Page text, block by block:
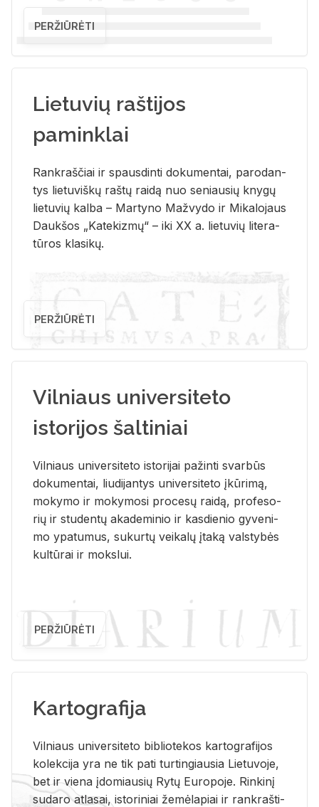
PERŽIŪRĖTI
Lietuvių raštijos
paminklai
Rank­raš­čiai ir spaus­din­ti do­ku­men­tai, pa­ro­dan­
tys lie­tu­viš­kų raš­tų rai­dą nuo se­niau­sių kny­gų
lie­tu­vių kal­ba – Mar­ty­no Ma­žvy­do ir Mi­ka­lo­jaus
Dauk­šos „Ka­te­kiz­mų“ – iki XX a. lie­tu­vių li­te­ra­
tū­ros kla­si­kų.
PERŽIŪRĖTI
Vilniaus universiteto
istorijos šaltiniai
Vil­niaus uni­ver­si­te­to is­to­ri­jai pa­žin­ti svar­būs
do­ku­men­tai, liu­di­jan­tys uni­ver­si­te­to įkū­ri­mą,
mo­ky­mo ir mo­ky­mo­si pro­ce­sų rai­dą, pro­fe­so­
rių ir stu­den­tų aka­de­mi­nio ir kas­die­nio gy­ve­ni­
mo ypa­tu­mus, su­kur­tų vei­ka­lų įta­ką vals­ty­bės
kul­tū­rai ir moks­lui.
PERŽIŪRĖTI
Kartografija
Vil­niaus uni­ver­si­te­to bi­b­lio­te­kos kar­to­gra­fi­jos
ko­lek­ci­ja yra ne tik pati tur­tin­giau­sia Lie­tu­vo­je,
bet ir vie­na įdo­miau­sių Rytų Eu­ro­po­je. Rin­ki­nį
su­da­ro at­la­sai, is­to­ri­niai že­mė­la­piai ir rank­raš­ti­